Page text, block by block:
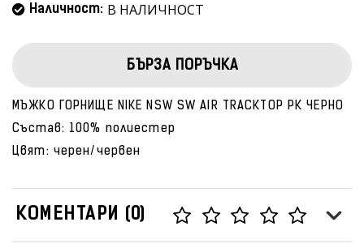
Наличност: В НАЛИЧНОСТ
БЪРЗА ПОРЪЧКА
МЪЖКО ГОРНИЩЕ NIKE NSW SW AIR TRACKTOP PK ЧЕРНО
Състав: 100% полиестер
Цвят: черен/червен
КОМЕНТАРИ (0)